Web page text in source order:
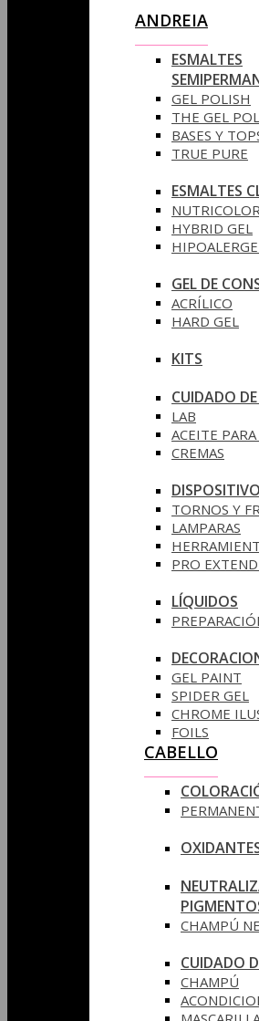
ANDREIA
ESMALTES
GEL POLISH
THE GEL
BASES Y‎
TRUE PURE
ESMALTES
HYBRID GEL
GEL DE
ACRÍLICO
HARD GEL
KITS
CUIDADO
LAB
ACEITE
CREMAS
TORNOS Y
LAMPARAS
PRO
LÍQUIDOS
GEL PAINT
SPIDER GEL
CHROME
FOILS
CABELLO
CHAMPÚ
CUIDADO
CHAMPÚ